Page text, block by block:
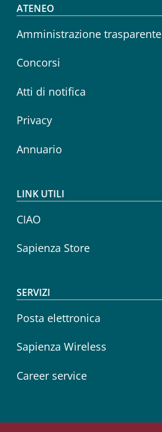
Footer menu
ATENEO
Amministrazione trasparente
Concorsi
Atti di notifica
Privacy
Annuario
LINK UTILI
CIAO
Sapienza Store
SERVIZI
Posta elettronica
Sapienza Wireless
Career service